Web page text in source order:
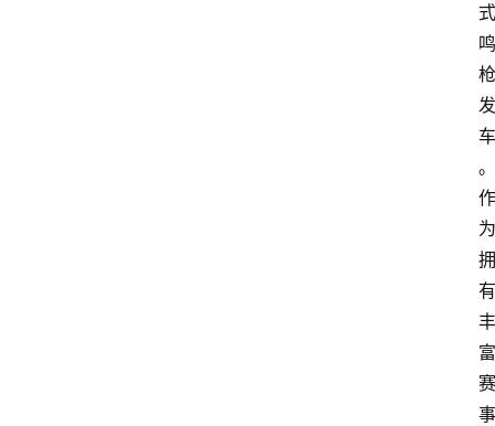
式
鸣
枪
发
车
。
作
为
拥
有
丰
富
赛
事